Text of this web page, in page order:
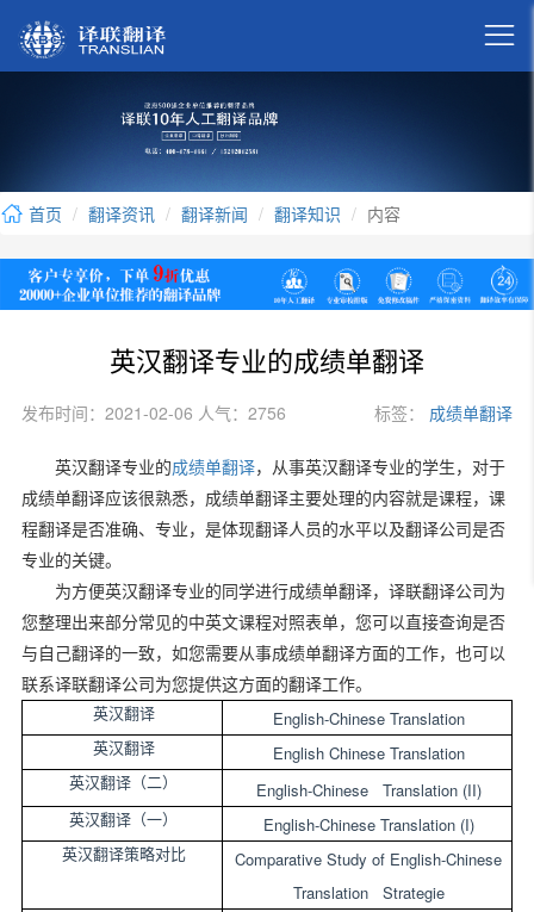

首页 翻译资讯 翻译新闻 翻译知识 内容
英汉翻译专业的成绩单翻译
发布时间：2021-02-06 人气：2756 标签： 成绩单翻译
英汉翻译专业的成绩单翻译，从事英汉翻译专业的学生，对于
成绩单翻译应该很熟悉，成绩单翻译主要处理的内容就是课程，课
程翻译是否准确、专业，是体现翻译人员的水平以及翻译公司是否
专业的关键。
为方便英汉翻译专业的同学进行成绩单翻译，译联翻译公司为
您整理出来部分常见的中英文课程对照表单，您可以直接查询是否
与自己翻译的一致，如您需要从事成绩单翻译方面的工作，也可以
联系译联翻译公司为您提供这方面的翻译工作。
英汉翻译
English-Chinese Translation
英汉翻译 English Chinese Translation
英汉翻译（二） English-Chinese Translation (II)
英汉翻译（一） English-Chinese Translation (I)
英汉翻译策略对比
Comparative Study of English-Chinese
Translation Strategie